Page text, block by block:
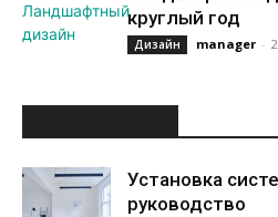
круглый год
Дизайн manager -
Установка
руководство